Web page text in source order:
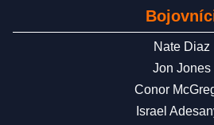
Nate Diaz
Jon Jones
Conor
Israel